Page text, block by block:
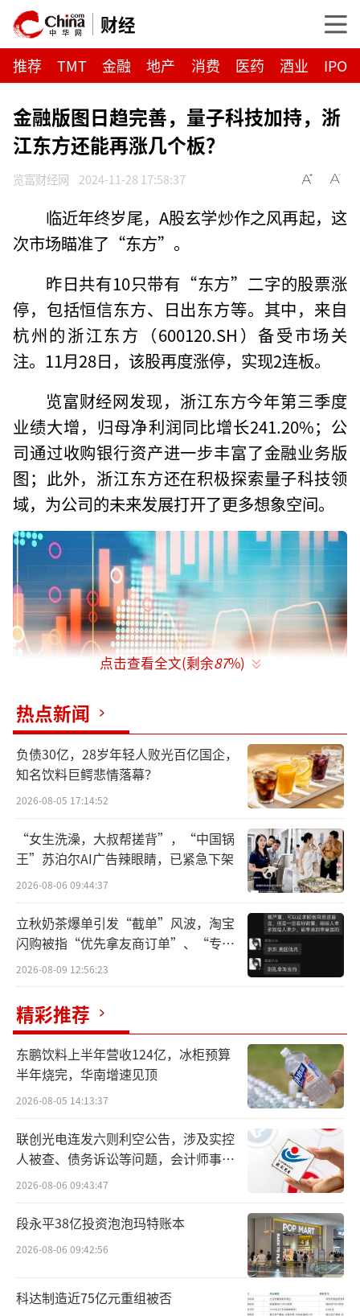
财经
推荐 TMT 金融 地产 消费 医药 酒业 IPO
金融版图日趋完善，量子科技加持，浙
江东方还能再涨几个板？
览富财经网 2024-11-28 17:58:37
临近年终岁尾，A股玄学炒作之风再起，这
次市场瞄准了“东方”。
昨日共有10只带有“东方”二字的股票涨
停，包括恒信东方、日出东方等。其中，来自
杭州的浙江东方（600120.SH）备受市场关
注。11月28日，该股再度涨停，实现2连板。
览富财经网发现，浙江东方今年第三季度
业绩大增，归母净利润同比增长241.20%；公
司通过收购银行资产进一步丰富了金融业务版
图；此外，浙江东方还在积极探索量子科技领
域，为公司的未来发展打开了更多想象空间。
第三季度业绩爆发
2024年以来，浙江东方聚焦做强做优主
业，推进旗下金融、类金融板块加快转型创
新，持续提质增效，整体经营保持稳中向好态
势。
2024年前三季度，浙江东方实现归母净利
润4.18亿元，同比增长0.68%。其中第三季
度，公司实现归母净利润2.91亿元，同比大幅
增长241.20%；扣非归母净利润为2.90亿元，
同比大幅增长241.51%。
对于第三季度公司净利润大增的原因，浙
江东方表示，主要是报告期末资本市场行情向
动，为公司净利润的增加带来较大贡献。
分析人士指出，浙江东方今年通过更加精
细化的成本控制和业务结构调整来实现业绩增
长，通过剔除低效或亏损的业务，集中优势资
源发力更具市场潜力的板块，提高了整体盈利
能力。
点击查看全文(剩余87%)
热点新闻
负债30亿，28岁年轻人败光百亿国企，
知名饮料巨鳄悲情落幕？
2026-08-05 17:14:52
“女生洗澡，大叔帮搓背”，“中国锅
王”苏泊尔AI广告辣眼睛，已紧急下架
2026-08-06 09:44:37
立秋奶茶爆单引发“截单”风波，淘宝
闪购被指“优先拿友商订单”、“专挑
贵的拿”
2026-08-09 12:56:23
精彩推荐
东鹏饮料上半年营收124亿，冰柜预算
半年烧完，华南增速见顶
2026-08-05 14:13:37
联创光电连发六则利空公告，涉及实控
人被查、债务诉讼等问题，会计师事务
所曾出具“保留意见”
2026-08-06 09:43:47
段永平38亿投资泡泡玛特账本
2026-08-06 09:42:56
科达制造近75亿元重组被否